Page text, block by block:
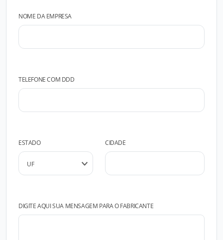
NOME DA EMPRESA
TELEFONE COM DDD
ESTADO CIDADE
DIGITE AQUI SUA MENSAGEM PARA O FABRICANTE